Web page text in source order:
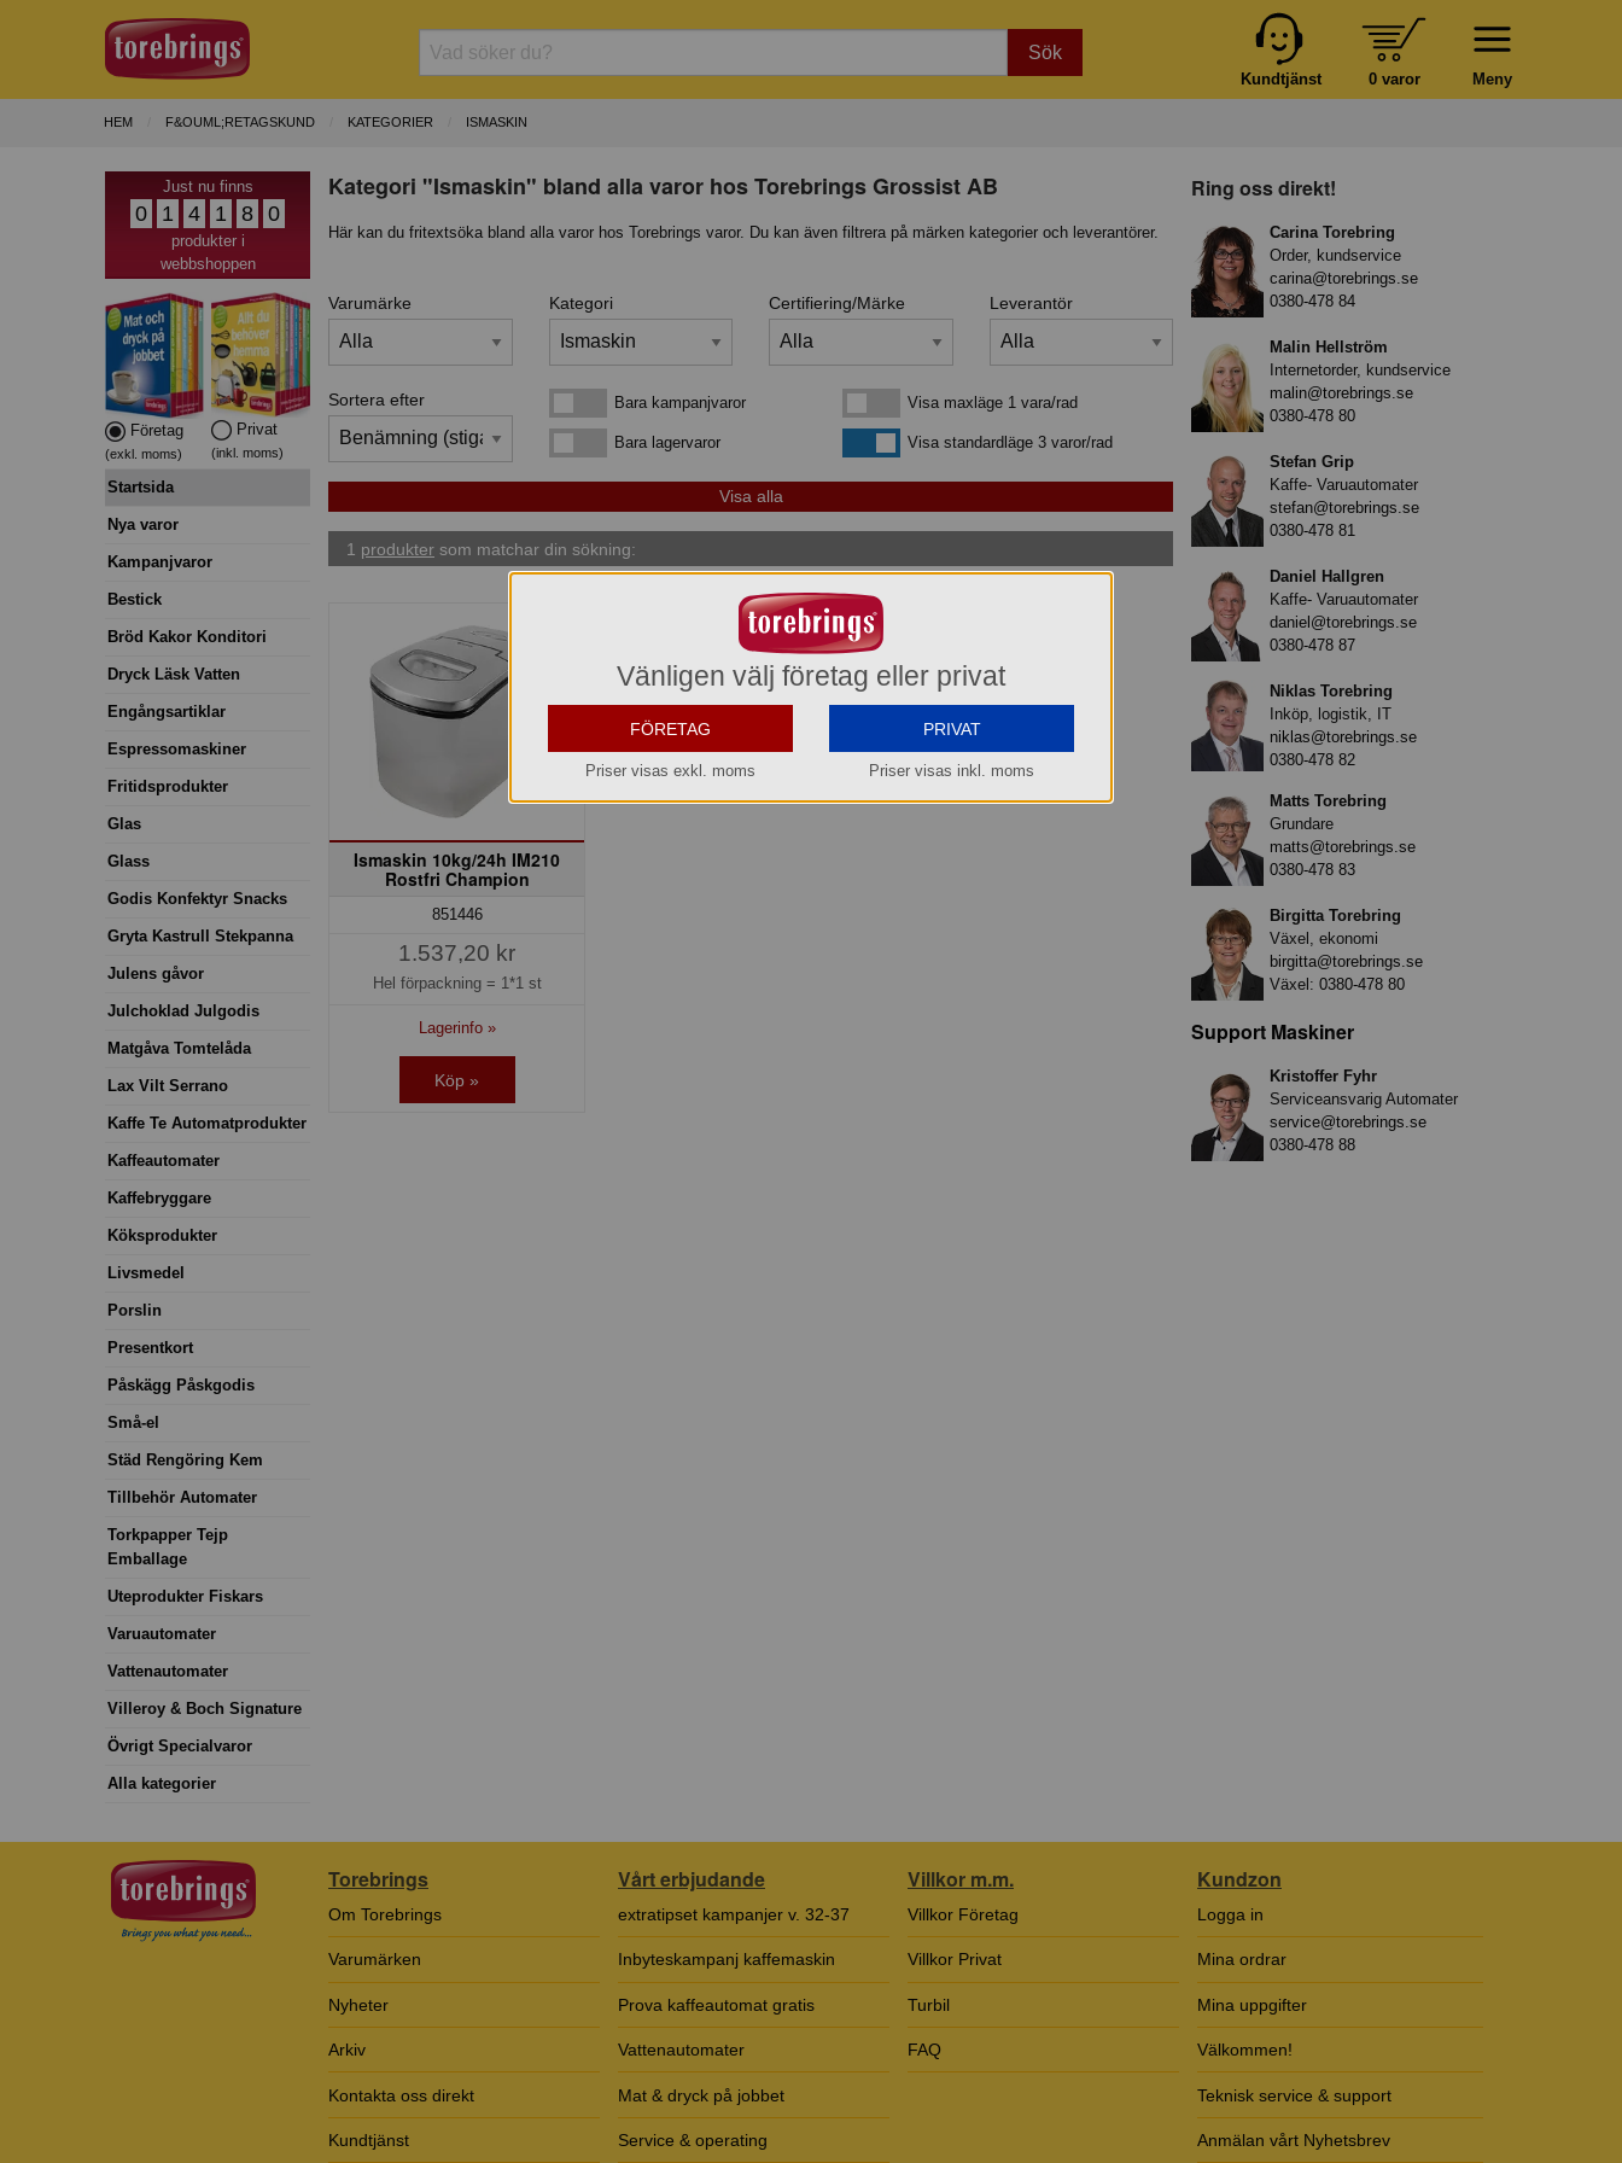
Sök
Meny
0 varor
Kundtjänst
HEM F&OUML;RETAGSKUND KATEGORIER ISMASKIN
Just nu finns
0 1 4 1 8 0
produkter i
webbshoppen
Företag
(exkl. moms)
Privat
(inkl. moms)
Startsida
Nya varor
Kampanjvaror
Bestick
Bröd Kakor Konditori
Dryck Läsk Vatten
Engångsartiklar
Espressomaskiner
Fritidsprodukter
Glas
Glass
Godis Konfektyr Snacks
Gryta Kastrull Stekpanna
Julens gåvor
Julchoklad Julgodis
Matgåva Tomtelåda
Lax Vilt Serrano
Kaffe Te Automatprodukter
Kaffeautomater
Kaffebryggare
Köksprodukter
Livsmedel
Porslin
Presentkort
Påskägg Påskgodis
Små-el
Städ Rengöring Kem
Tillbehör Automater
Torkpapper Tejp
Emballage
Uteprodukter Fiskars
Varuautomater
Vattenautomater
Villeroy & Boch Signature
Övrigt Specialvaror
Alla kategorier
Kategori "Ismaskin" bland alla varor hos Torebrings Grossist AB
Här kan du fritextsöka bland alla varor hos Torebrings varor. Du kan även filtrera på märken kategorier och leverantörer.
Varumärke Kategori Certifiering/Märke Leverantör
Sortera efter Bara kampanjvarorBara kampanjvaror
Bara lagervarorBara lagervaror
Visa maxläge 1 vara/rad
Visa maxläge 1 vara/rad
Visa standardlägeVisa standardläge 3 varor/rad
1 produkter som matchar din sökning:
Ismaskin 10kg/24h IM210
Rostfri Champion
851446
1.537,20 kr
Hel förpackning = 1*1 st
Lagerinfo »
Köp »
Ring oss direkt!
Carina Torebring
Order, kundservice
carina@torebrings.se
0380-478 84
Malin Hellström
Internetorder, kundservice
malin@torebrings.se
0380-478 80
Stefan Grip
Kaffe- Varuautomater
stefan@torebrings.se
0380-478 81
Daniel Hallgren
Kaffe- Varuautomater
daniel@torebrings.se
0380-478 87
Niklas Torebring
Inköp, logistik, IT
niklas@torebrings.se
0380-478 82
Matts Torebring
Grundare
matts@torebrings.se
0380-478 83
Birgitta Torebring
Växel, ekonomi
birgitta@torebrings.se
Växel: 0380-478 80
Support Maskiner
Kristoffer Fyhr
Serviceansvarig Automater
service@torebrings.se
0380-478 88
Torebrings
Om Torebrings
Varumärken
Nyheter
Arkiv
Kontakta oss direkt
Kundtjänst
Vårt erbjudande
extratipset kampanjer v. 32-37
Inbyteskampanj kaffemaskin
Prova kaffeautomat gratis
Vattenautomater
Mat & dryck på jobbet
Service & operating
Villkor m.m.
Villkor Företag
Villkor Privat
Turbil
FAQ
Kundzon
Logga in
Mina ordrar
Mina uppgifter
Välkommen!
Teknisk service & support
Anmälan vårt Nyhetsbrev
Vänligen välj företag eller privat
FÖRETAG
Priser visas exkl. moms
PRIVAT
Priser visas inkl. moms